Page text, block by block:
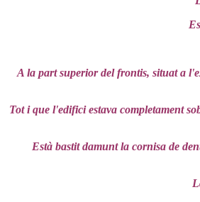
A la part superior del frontis, situat a
Tot i que l'edifici estava completament
Està bastit damunt la cornisa de